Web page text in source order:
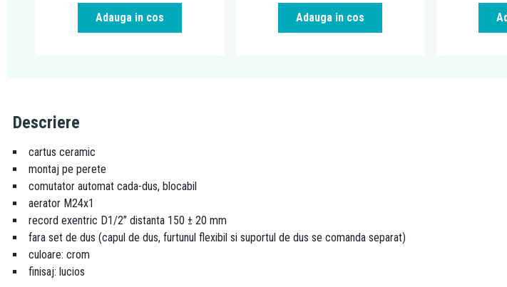
Adauga in cos Adauga in cos
Descriere
cartus ceramic
montaj pe perete
comutator automat cada-dus, blocabil
aerator M24x1
record exentric D1/2” distanta 150 ± 20 mm
fara set de dus (capul de dus, furtunul flexibil si suportul de dus se comanda separat)
culoare: crom
finisaj: lucios